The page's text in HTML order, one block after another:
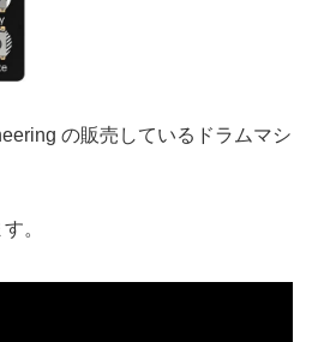
の販売しているドラムマシ
。